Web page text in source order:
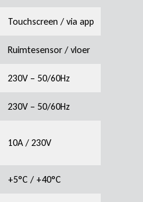
Touchscreen / via app
Ruimtesensor / vloer
230V – 50/60Hz
230V – 50/60Hz
10A / 230V
+5°C / +40°C